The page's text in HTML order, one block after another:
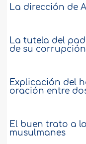
La dirección de
La tutela del
de su
Explicación del
oración entre
El buen trato a
musulmanes